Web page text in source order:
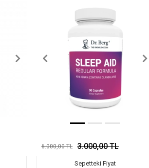
6.000,00 TL 3.000,00 TL
Sepetteki Fiyat